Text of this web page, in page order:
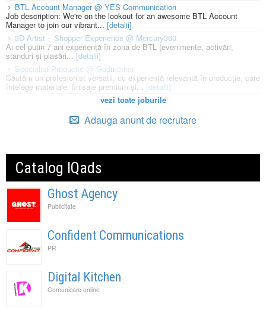
BTL Account Manager @ YES Communication
Job description: We're on the lookout for an awesome BTL Account
Manager to join our vibrant... [detalii]
3D Artist – Shopper Experience @ Mercury360
Ai cel puțin 7 ani experiență în zona de BTL (evenimente, activări,
standuri și plasări...[detalii]
Specialist Productie @ Godmother
Căutăm un profesionist versatil, cu experiență relevantă în producție, care
înțelege materiale, finisaje premium și... [detalii]
vezi toate joburile
Adauga anunt de recrutare
Catalog IQads
Ghost Agency
Publicitate
Confident Communications
PR
Digital Kitchen
Comunicare online